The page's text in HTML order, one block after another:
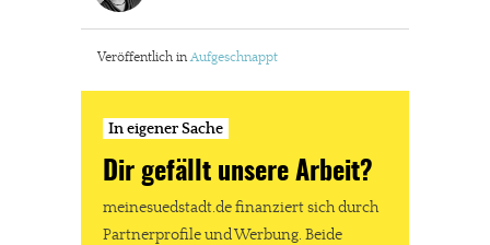
Veröffentlich inAufgeschnappt
In eigener Sache
Dir gefällt unsere Arbeit?
meinesuedstadt.de finanziert sich durch
Partnerprofile und Werbung. Beide